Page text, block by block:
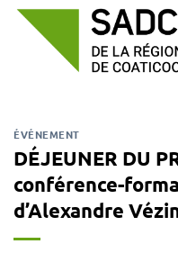
Passer
ÉVÉNEMENT
DÉJEUNER DU
conférence-
d’Alexandre